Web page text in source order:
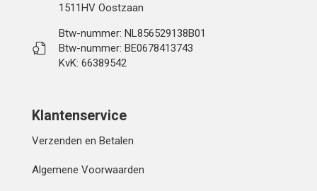
1511HV Oostzaan
Btw-nummer: NL856529138B01
Btw-nummer: BE0678413743
KvK: 66389542
Klantenservice
Verzenden en Betalen
Algemene Voorwaarden